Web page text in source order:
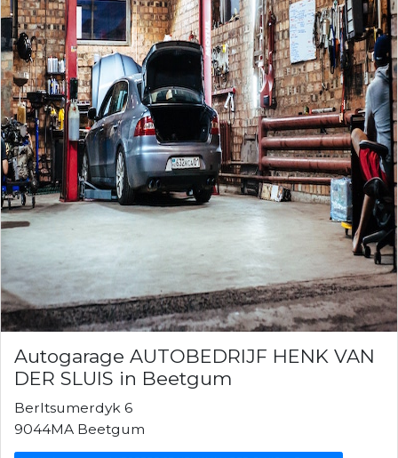
Autogarage AUTOBEDRIJF HENK VAN
DER SLUIS in Beetgum
Berltsumerdyk 6
9044MA Beetgum